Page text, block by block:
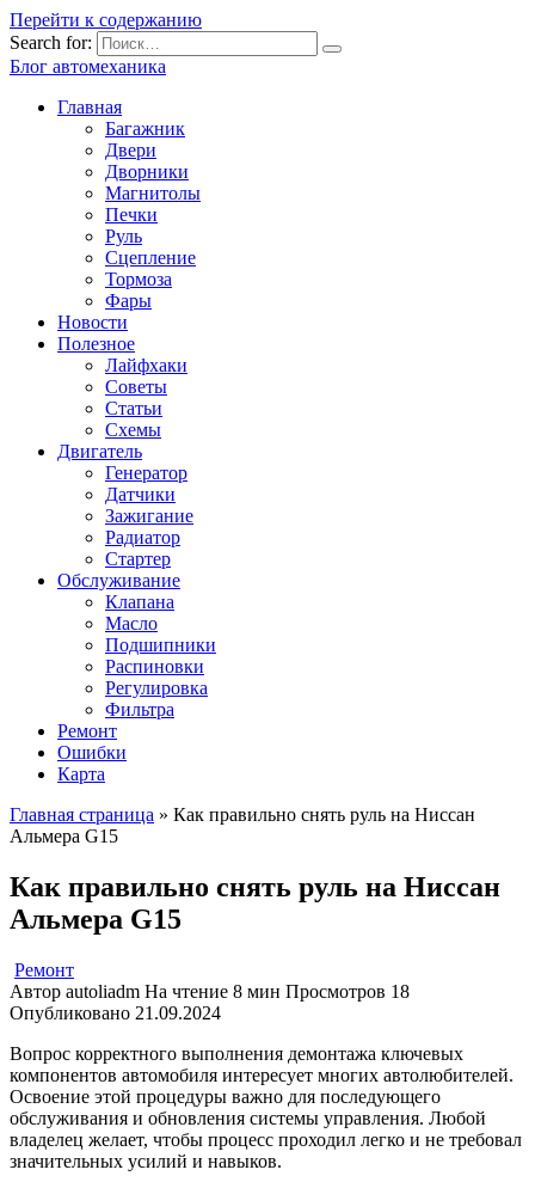
Перейти к содержанию
Search for:
Блог автомеханика
Главная
Багажник
Двери
Дворники
Магнитолы
Печки
Руль
Сцепление
Тормоза
Фары
Новости
Полезное
Лайфхаки
Советы
Статьи
Схемы
Двигатель
Генератор
Датчики
Зажигание
Радиатор
Стартер
Обслуживание
Клапана
Масло
Подшипники
Распиновки
Регулировка
Фильтра
Ремонт
Ошибки
Карта
Главная страница » Как правильно снять руль на Ниссан
Альмера G15
Как правильно снять руль на Ниссан
Альмера G15
Ремонт
Автор autoliadm На чтение 8 мин Просмотров 18
Опубликовано 21.09.2024
Вопрос корректного выполнения демонтажа ключевых
компонентов автомобиля интересует многих автолюбителей.
Освоение этой процедуры важно для последующего
обслуживания и обновления системы управления. Любой
владелец желает, чтобы процесс проходил легко и не требовал
значительных усилий и навыков.